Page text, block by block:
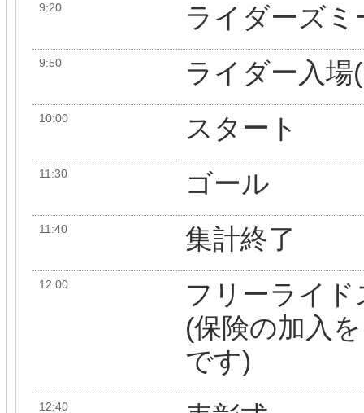
9:20 ライダーズ
9:50 ライダー入
10:00 スタート
11:30 ゴール
11:40 集計終了
12:00
フリーライ
(保険の加入
です)
12:40